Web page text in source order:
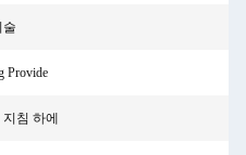
술
Provide
침 하에